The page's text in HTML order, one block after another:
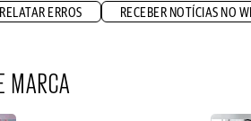
RELATAR ERROS RECEBER NOTÍCIAS NO
MARCA